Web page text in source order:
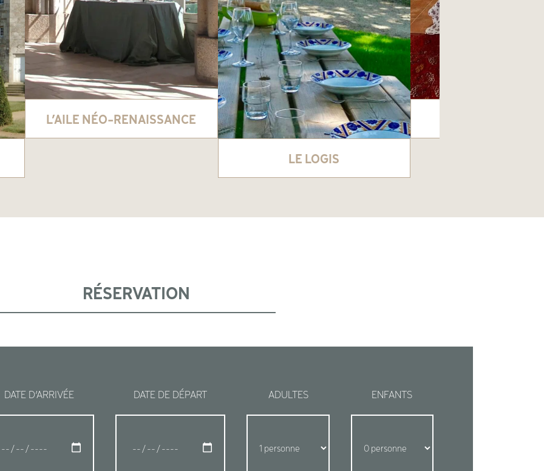
L’AILE NÉO-RENAISSANCE
LE LOGIS
RÉSERVATION
DATE D’ARRIVÉE DATE DE DÉPART ADULTES ENFANTS